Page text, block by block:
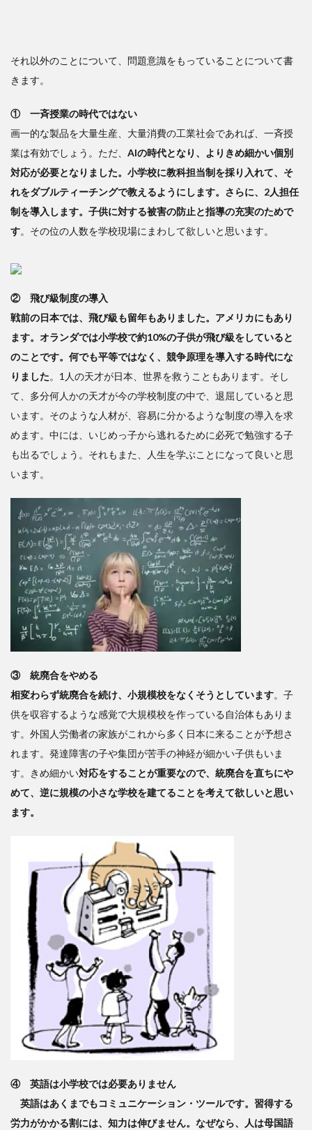
それ以外のことについて、問題意識をもっていることについて書
きます。
① 一斉授業の時代ではない
画一的な製品を大量生産、大量消費の工業社会であれば、一斉授
業は有効でしょう。ただ、 AIの時代となり、よりきめ細かい個別
対応が必要となりました。小学校に教科担当制を採り入れて、そ
れをダブルティーチングで教えるようにします。さらに、2人担任
制を導入します。子供に対する被害の防止と指導の充実のためで
す。その位の人数を学校現場にまわして欲しいと思います。
② 飛び級制度の導入
戦前の日本では、飛び級も留年もありました。アメリカにもあり
ます。オランダでは小学校で約10%の子供が飛び級をしていると
のことです。何でも平等ではなく、競争原理を導入する時代にな
りました。1人の天才が日本、世界を救うこともあります。そし
て、多分何人かの天才が今の学校制度の中で、退屈していると思
います。そのような人材が、容易に分かるような制度の導入を求
めます。中には、いじめっ子から逃れるために必死で勉強する子
も出るでしょう。それもまた、人生を学ぶことになって良いと思
います。
③ 統廃合をやめる
相変わらず統廃合を続け、小規模校をなくそうとしています。子
供を収容するような感覚で大規模校を作っている自治体もありま
す。外国人労働者の家族がこれから多く日本に来ることが予想さ
れます。発達障害の子や集団が苦手の神経が細かい子供もいま
す。きめ細かい対応をすることが重要なので、統廃合を直ちにや
めて、逆に規模の小さな学校を建てることを考えて欲しいと思い
ます。
④ 英語は小学校では必要ありません
英語はあくまでもコミュニケーション・ツールです。習得する
労力がかかる割には、知力は伸びません。なぜなら、人は母国語